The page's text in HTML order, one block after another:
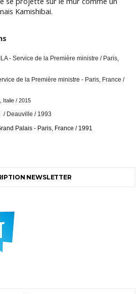
Kamishibai.
- Service de la Première ministre / Paris,
de la Première ministre - Paris, France /
Italie / 2015
/ Deauville / 1993
Palais - Paris, France / 1991
NEWSLETTER